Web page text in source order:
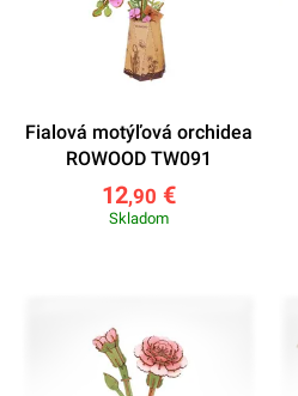
Fialová motýľová orchidea
ROWOOD TW091
12,90 €
Skladom